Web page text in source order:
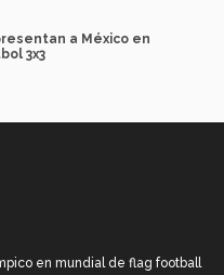
a México en
3x3
en mundial de flag football